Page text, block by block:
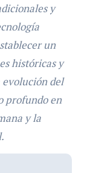
y
un
históricas y
del
profundo en
y la